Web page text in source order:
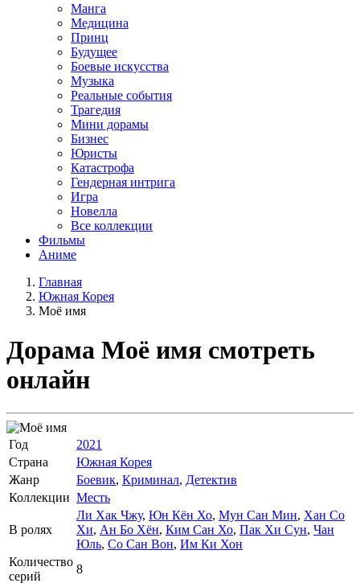
Манга
Медицина
Принц
Будущее
Боевые искусства
Музыка
Реальные события
Трагедия
Мини дорамы
Бизнес
Юристы
Катастрофа
Гендерная интрига
Игра
Новелла
Все коллекции
Фильмы
Аниме
Главная
Южная Корея
Моё имя
Дорама Моё имя смотреть
онлайн
Год
2021
Страна
Южная Корея
Жанр
Боевик, Криминал, Детектив
Коллекции Месть
В ролях
Ли Хак Чжу, Юн Кён Хо, Мун Сан Мин, Хан Со
Хи, Ан Бо Хён, Ким Сан Хо, Пак Хи Сун, Чан
Юль, Со Сан Вон, Им Ки Хон
Количество
серий
8